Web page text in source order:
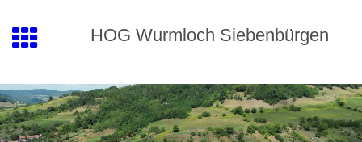
HOG Wurmloch Siebenbürgen